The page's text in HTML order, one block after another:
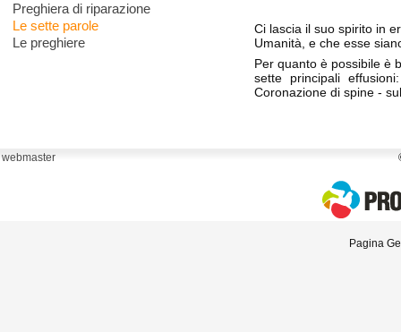
Preghiera di riparazione
Le sette parole
Le preghiere
Ci lascia il suo spirito in
Umanità, e che esse
Per quanto è possibile è
sette principali
Coronazione di spine -
webmaster
Pagina